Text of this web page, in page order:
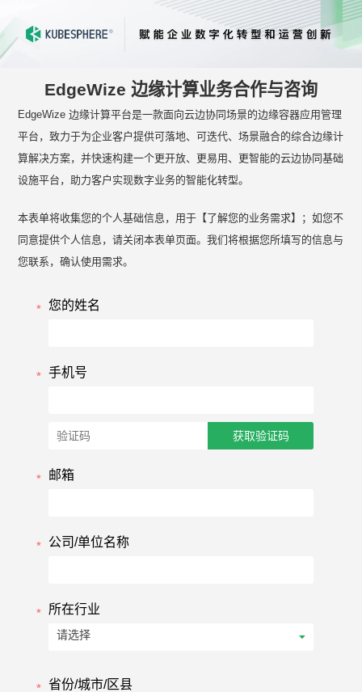
EdgeWize 边缘计算业务合作与咨询
EdgeWize 边缘计算平台是一款面向云边协同场景的边缘容器应用管理
平台，致力于为企业客户提供可落地、可迭代、场景融合的综合边缘计
算解决方案，并快速构建一个更开放、更易用、更智能的云边协同基础
设施平台，助力客户实现数字业务的智能化转型。
本表单将收集您的个人基础信息，用于【了解您的业务需求】；如您不
同意提供个人信息，请关闭本表单页面。我们将根据您所填写的信息与
您联系，确认使用需求。
您的姓名
手机号
获取验证码
邮箱
公司/单位名称
所在行业
省份/城市/区县